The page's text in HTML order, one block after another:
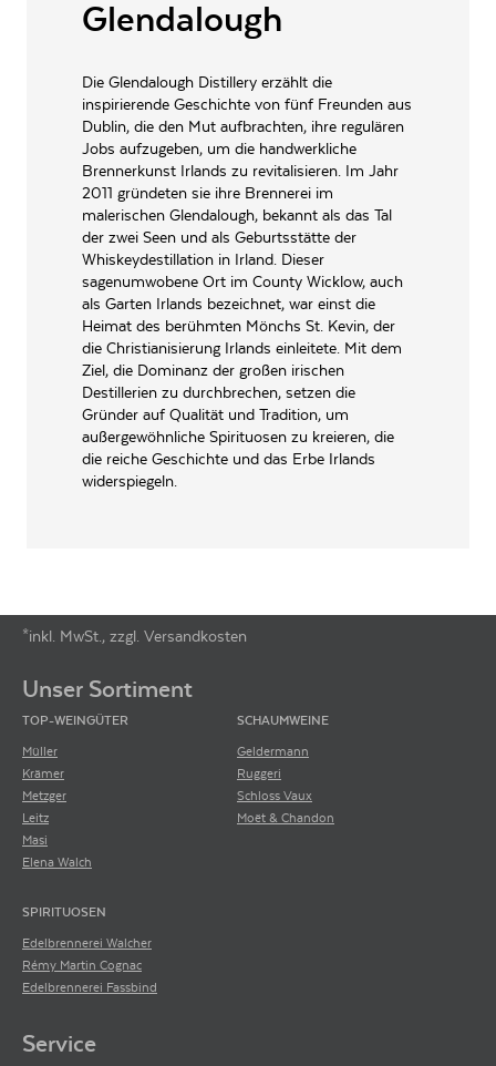
Falstaff Punkte
Ein Genussmagazin für den deutschsprachigen Raum mit dem Fokus auf
professionelles Verkostungsteam, dem auch Sommeliers angehören,
jährlich über 4000 Weine.
Glendalough
Die Glendalough Distillery erzählt die
inspirierende Geschichte von fünf Freunden aus
Dublin, die den Mut aufbrachten, ihre regulären
Jobs aufzugeben, um die handwerkliche
Brennerkunst Irlands zu revitalisieren. Im Jahr
2011 gründeten sie ihre Brennerei im
malerischen Glendalough, bekannt als das Tal
der zwei Seen und als Geburtsstätte der
Whiskeydestillation in Irland. Dieser
sagenumwobene Ort im County Wicklow, auch
als Garten Irlands bezeichnet, war einst die
Heimat des berühmten Mönchs St. Kevin, der
die Christianisierung Irlands einleitete. Mit dem
Ziel, die Dominanz der großen irischen
Destillerien zu durchbrechen, setzen die
Gründer auf Qualität und Tradition, um
außergewöhnliche Spirituosen zu kreieren, die
die reiche Geschichte und das Erbe Irlands
widerspiegeln.
*inkl. MwSt., zzgl. Versandkosten
Unser Sortiment
TOP-WEINGÜTER
Müller
Krämer
Metzger
Leitz
Masi
Elena Walch
SCHAUMWEINE
Geldermann
Ruggeri
Schloss Vaux
Moët & Chandon
SPIRITUOSEN
Edelbrennerei Walcher
Rémy Martin Cognac
Edelbrennerei Fassbind
Service